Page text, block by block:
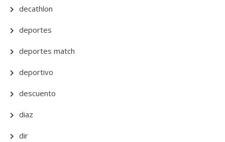
decathlon
deportes
deportes match
deportivo
descuento
diaz
dir